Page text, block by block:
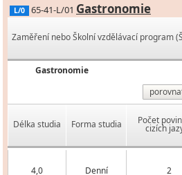
L/0 65-41-L/01 Gastronomie
Zaměření nebo Školní vzdělávací program
Gastronomie
Délka studia Forma studia Počet
cizích
4,0 Denní 2